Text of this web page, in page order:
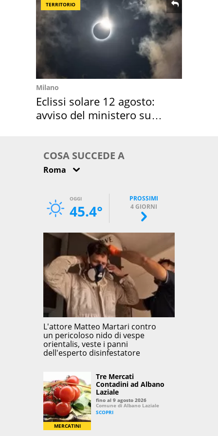
TERRITORIO
Milano
Eclissi solare 12 agosto:
avviso del ministero su